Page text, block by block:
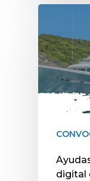
digital